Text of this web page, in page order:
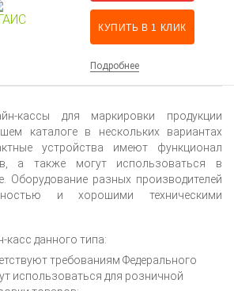
КУПИТЬ В 1 КЛИК
Подробнее
кассы для маркировки продукции
каталоге в нескольких вариантах
устройства имеют функционал
а также могут использоваться в
Оборудование разных производителей
и хорошими техническими
данного типа:
требованиям Федерального
использоваться для розничной